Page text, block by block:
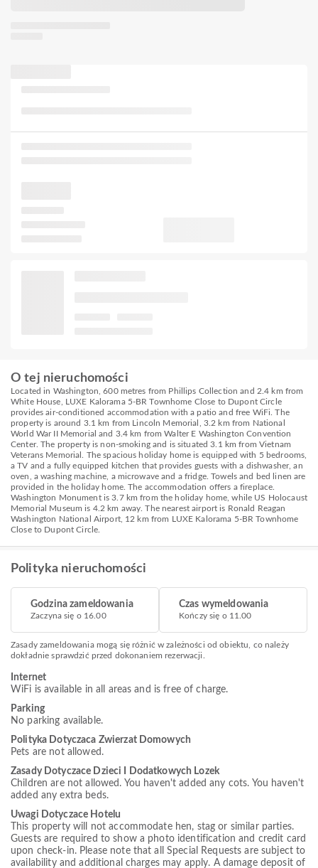
O tej nieruchomości
Located in Washington, 600 metres from Phillips Collection and 2.4 km from
White House, LUXE Kalorama 5-BR Townhome Close to Dupont Circle
provides air-conditioned accommodation with a patio and free WiFi. The
property is around 3.1 km from Lincoln Memorial, 3.2 km from National
World War II Memorial and 3.4 km from Walter E Washington Convention
Center. The property is non-smoking and is situated 3.1 km from Vietnam
Veterans Memorial. The spacious holiday home is equipped with 5 bedrooms,
a TV and a fully equipped kitchen that provides guests with a dishwasher, an
oven, a washing machine, a microwave and a fridge. Towels and bed linen are
provided in the holiday home. The accommodation offers a fireplace.
Washington Monument is 3.7 km from the holiday home, while US Holocaust
Memorial Museum is 4.2 km away. The nearest airport is Ronald Reagan
Washington National Airport, 12 km from LUXE Kalorama 5-BR Townhome
Close to Dupont Circle.
Polityka nieruchomości
Godzina zameldowania
Zaczyna się o 16.00
Czas wymeldowania
Kończy się o 11.00
Zasady zameldowania mogą się różnić w zależności od obiektu, co należy
dokładnie sprawdzić przed dokonaniem rezerwacji.
Internet
WiFi is available in all areas and is free of charge.
Parking
No parking available.
Polityka Dotyczaca Zwierzat Domowych
Pets are not allowed.
Zasady Dotyczace Dzieci I Dodatkowych Lozek
Children are not allowed. You haven't added any cots. You haven't
added any extra beds.
Uwagi Dotyczace Hotelu
This property will not accommodate hen, stag or similar parties.
Guests are required to show a photo identification and credit card
upon check-in. Please note that all Special Requests are subject to
availability and additional charges may apply. A damage deposit of